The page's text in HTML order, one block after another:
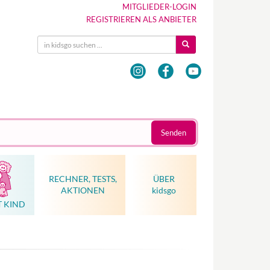
MITGLIEDER-LOGIN
REGISTRIEREN ALS ANBIETER
Senden
KIND
RECHNER, TESTS,
AKTIONEN
ÜBER
kidsgo